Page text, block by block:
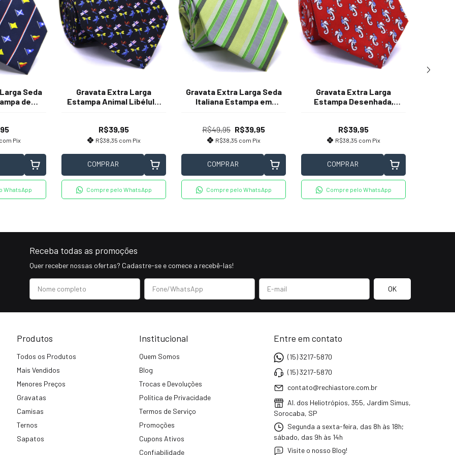
Seda
de
com Pix
WhatsApp
Gravata Extra Larga
Estampa Animal Libélula,
R$39,95
R$38,35 com Pix
COMPRAR
Compre pelo WhatsApp
Gravata Extra Larga Seda
Italiana Estampa em
Cinza e Bege
R$49,95 R$39,95
R$38,35 com Pix
COMPRAR
Compre pelo WhatsApp
Gravata Extra Larga
Estampa Desenhada,
R$39,95
R$38,35 com Pix
COMPRAR
Compre pelo WhatsApp
Receba todas as promoções
Quer receber nossas ofertas? Cadastre-se e comece a recebê-las!
Produtos
Todos os Produtos
Mais Vendidos
Menores Preços
Gravatas
Camisas
Ternos
Sapatos
Institucional
Quem Somos
Blog
Trocas e Devoluções
Política de Privacidade
Termos de Serviço
Promoções
Cupons Ativos
Confiabilidade
Entre em contato
(15) 3217-5870
(15) 3217-5870
contato@rechiastore.com.br
Al. dos Heliotrópios, 355, Jardim Simus,
Sorocaba, SP
Segunda a sexta-feira, das 8h às 18h;
sábado, das 9h às 14h
Visite o nosso Blog!